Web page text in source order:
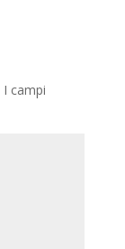
I campi